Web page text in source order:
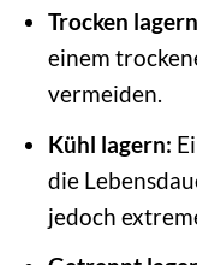
Trocken
einem
vermeiden.
Kühl lagern:
die
jedoch